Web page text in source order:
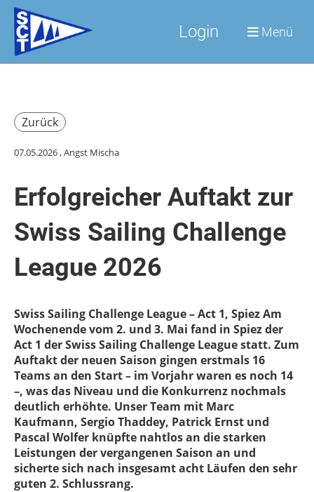
Login Menü
Zurück
07.05.2026, Angst Mischa
Erfolgreicher Auftakt zur
Swiss Sailing Challenge
League 2026
Swiss Sailing Challenge League – Act 1, Spiez Am
Wochenende vom 2. und 3. Mai fand in Spiez der
Act 1 der Swiss Sailing Challenge League statt. Zum
Auftakt der neuen Saison gingen erstmals 16
Teams an den Start – im Vorjahr waren es noch 14
–, was das Niveau und die Konkurrenz nochmals
deutlich erhöhte. Unser Team mit Marc
Kaufmann, Sergio Thaddey, Patrick Ernst und
Pascal Wolfer knüpfte nahtlos an die starken
Leistungen der vergangenen Saison an und
sicherte sich nach insgesamt acht Läufen den sehr
guten 2. Schlussrang.